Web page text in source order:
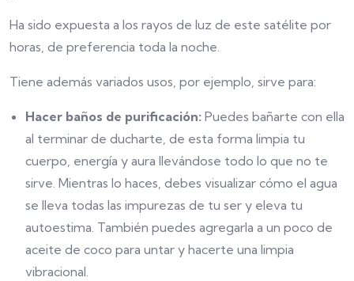
Ha sido expuesta a los rayos de luz de este satélite por
horas, de preferencia toda la noche.
Tiene además variados usos, por ejemplo, sirve para:
Hacer baños de purificación: Puedes bañarte con ella
al terminar de ducharte, de esta forma limpia tu
cuerpo, energía y aura llevándose todo lo que no te
sirve. Mientras lo haces, debes visualizar cómo el agua
se lleva todas las impurezas de tu ser y eleva tu
autoestima. También puedes agregarla a un poco de
aceite de coco para untar y hacerte una limpia
vibracional.